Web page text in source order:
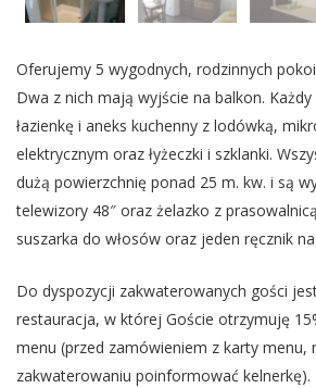
Oferujemy 5 wygodnych, rodzinnych
Dwa z nich mają wyjście na balkon. Każdy
łazienkę i aneks kuchenny z lodówką,
elektrycznym oraz łyżeczki i szklanki.
dużą powierzchnię ponad 25 m. kw. i są
telewizory 48″ oraz żelazko z
suszarka do włosów oraz jeden ręcznik
Do dyspozycji zakwaterowanych gości
restauracja, w której Goście otrzymuję
menu (przed zamówieniem z karty menu,
zakwaterowaniu poinformować kelnerkę).